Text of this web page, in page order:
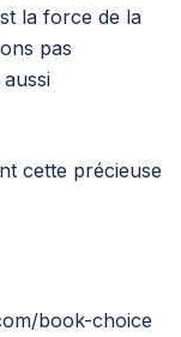
la force de la
pas
aussi
cette précieuse
book-choice